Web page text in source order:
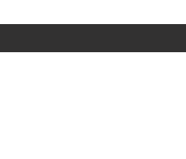
VORES BY